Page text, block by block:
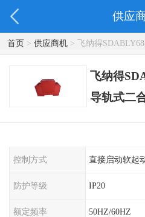
供应
首页> 供应商机> 飞纳得
器
飞纳得
导轨式二
控制方式 直接启动软起
防护等级 IP20
额定频率 50HZ/60HZ